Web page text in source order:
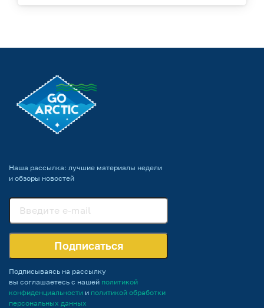
Наша рассылка: лучшие материалы недели
и обзоры новостей
Подписаться
Подписываясь на рассылку
вы соглашаетесь с нашей политикой
конфиденциальности и политикой обработки
персональных данных